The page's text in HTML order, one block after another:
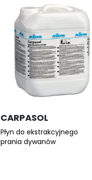
CARPASOL
Płyn do ekstrakcyjnego
prania dywanów